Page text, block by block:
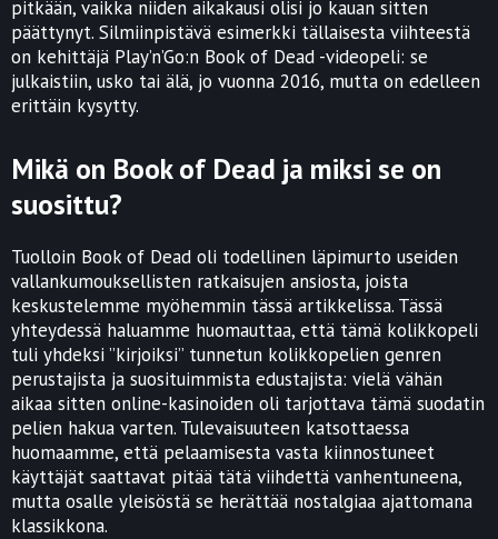
pitkään, vaikka niiden aikakausi olisi jo kauan sitten
päättynyt. Silmiinpistävä esimerkki tällaisesta viihteestä
on kehittäjä Play’n’Go:n Book of Dead -videopeli: se
julkaistiin, usko tai älä, jo vuonna 2016, mutta on edelleen
erittäin kysytty.
Mikä on Book of Dead ja miksi se on
suosittu?
Tuolloin Book of Dead oli todellinen läpimurto useiden
vallankumouksellisten ratkaisujen ansiosta, joista
keskustelemme myöhemmin tässä artikkelissa. Tässä
yhteydessä haluamme huomauttaa, että tämä kolikkopeli
tuli yhdeksi ”kirjoiksi” tunnetun kolikkopelien genren
perustajista ja suosituimmista edustajista: vielä vähän
aikaa sitten online-kasinoiden oli tarjottava tämä suodatin
pelien hakua varten. Tulevaisuuteen katsottaessa
huomaamme, että pelaamisesta vasta kiinnostuneet
käyttäjät saattavat pitää tätä viihdettä vanhentuneena,
mutta osalle yleisöstä se herättää nostalgiaa ajattomana
klassikkona.